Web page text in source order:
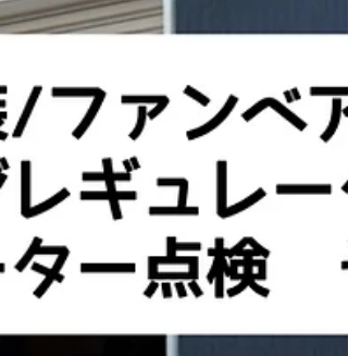
エルホース交換/エンジンマウント交換/インマニ
ラバーバンド交換 今回はお預かりの作業なので